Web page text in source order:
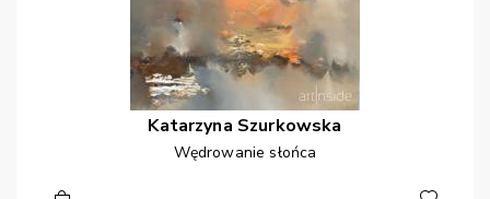
Katarzyna Szurkowska
Wędrowanie słońca